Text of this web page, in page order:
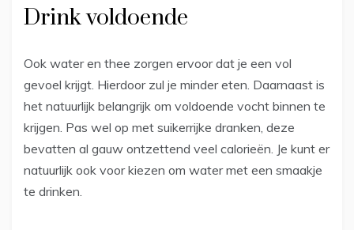
Drink voldoende
Ook water en thee zorgen ervoor dat je een vol
gevoel krijgt. Hierdoor zul je minder eten. Daarnaast is
het natuurlijk belangrijk om voldoende vocht binnen te
krijgen. Pas wel op met suikerrijke dranken, deze
bevatten al gauw ontzettend veel calorieën. Je kunt er
natuurlijk ook voor kiezen om water met een smaakje
te drinken.